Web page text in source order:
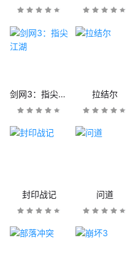
剑网3：指尖江湖 拉结尔
封印战记 问道